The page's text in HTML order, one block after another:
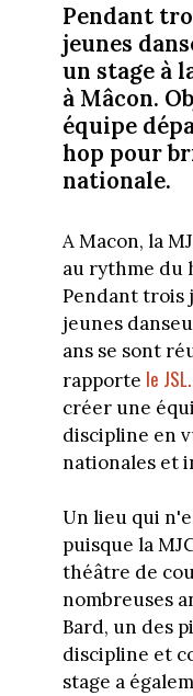
Pendant
jeunes
un stage à
à Mâcon.
équipe
hop pour
nationale.
A Macon, la
au rythme du
Pendant trois
jeunes
ans se sont
rapporte le JSL.
créer une
discipline en
nationales et
Un lieu qui
puisque la
théâtre de
nombreuses
Bard, un des
discipline et
stage a